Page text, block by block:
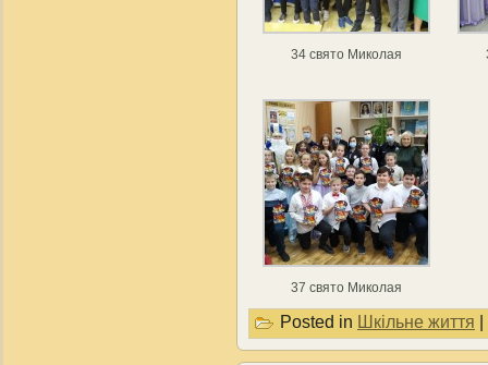
34 свято Миколая
37 свято Миколая
Posted in Шкільне життя |